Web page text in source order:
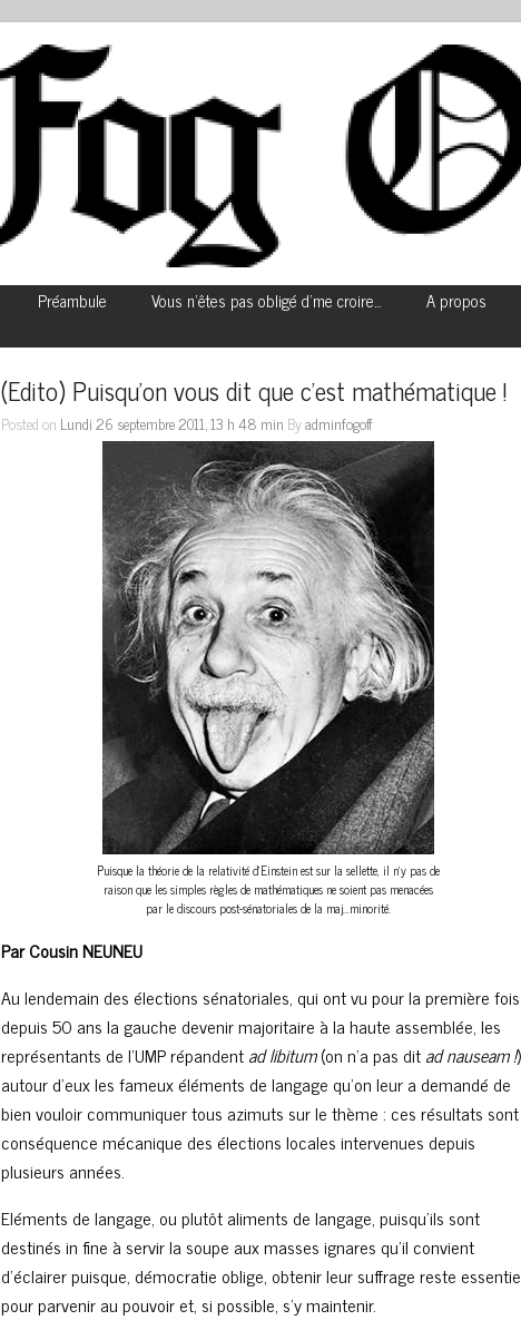
Préambule Vous n’êtes pas obligé d’me croire… A propos
(Edito) Puisqu’on vous dit que c’est mathématique !
Posted on Lundi 26 septembre 2011, 13 h 48 min Byadminfogoff
Puisque la théorie de la relativité d'Einstein est sur la sellette, il n'y pas de
raison que les simples règles de mathématiques ne soient pas menacées
par le discours post-sénatoriales de la maj...minorité.
Par Cousin NEUNEU
Au lendemain des élections sénatoriales, qui ont vu pour la première fois
depuis 50 ans la gauche devenir majoritaire à la haute assemblée, les
représentants de l’UMP répandentad libitum(on n’a pas ditad nauseam !)
autour d’eux les fameux éléments de langage qu’on leur a demandé de
bien vouloir communiquer tous azimuts sur le thème : ces résultats
conséquence mécanique des élections locales intervenues depuis
plusieurs années.
Eléments de langage, ou plutôt aliments de langage, puisqu’ils sont
destinés in fine à servir la soupe aux masses ignares qu’il convient
d’éclairer puisque, démocratie oblige, obtenir leur suffrage reste
pour parvenir au pouvoir et, si possible, s’y maintenir.